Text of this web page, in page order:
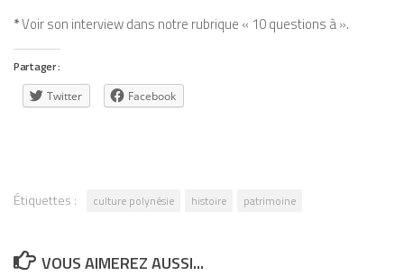
*Voir son interview dans notre rubrique « 10 questions à ».
Partager :
Twitter Facebook
Étiquettes : culture polynésie histoire patrimoine
VOUS AIMEREZ AUSSI...